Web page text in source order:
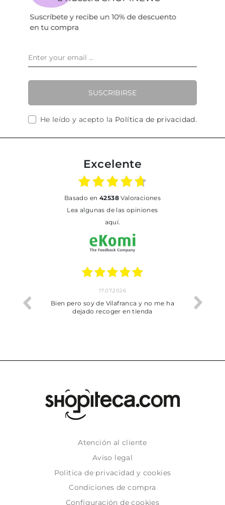
SUSCRIBIRSE
He leído y acepto la Política de privacidad.
Excelente
basado en 42538Valoraciones
Lea algunas de las opiniones
aquí.
trobat
17.07.2026
Bien pero soy de Vilafranca y no me ha
dejado recoger en tienda
Atención al cliente
Aviso legal
Politica de privacidad y cookies
Condiciones de compra
Configuración de cookies